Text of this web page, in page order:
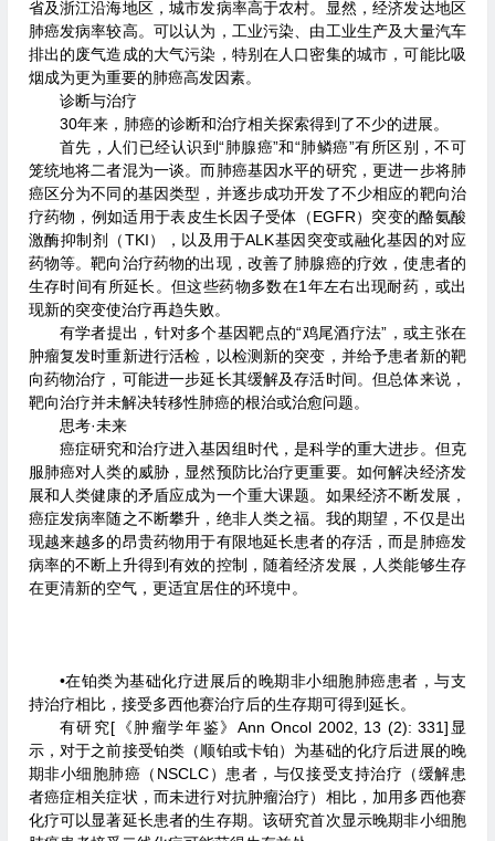
省及浙江沿海地区，城市发病率高于农村。显然，经济发达地区
肺癌发病率较高。可以认为，工业污染、由工业生产及大量汽车
排出的废气造成的大气污染，特别在人口密集的城市，可能比吸
烟成为更为重要的肺癌高发因素。
诊断与治疗
30年来，肺癌的诊断和治疗相关探索得到了不少的进展。
首先，人们已经认识到“肺腺癌”和“肺鳞癌”有所区别，不可
笼统地将二者混为一谈。而肺癌基因水平的研究，更进一步将肺
癌区分为不同的基因类型，并逐步成功开发了不少相应的靶向治
疗药物，例如适用于表皮生长因子受体（EGFR）突变的酪氨酸
激酶抑制剂（TKI），以及用于ALK基因突变或融化基因的对应
药物等。靶向治疗药物的出现，改善了肺腺癌的疗效，使患者的
生存时间有所延长。但这些药物多数在1年左右出现耐药，或出
现新的突变使治疗再趋失败。
有学者提出，针对多个基因靶点的“鸡尾酒疗法”，或主张在
肿瘤复发时重新进行活检，以检测新的突变，并给予患者新的靶
向药物治疗，可能进一步延长其缓解及存活时间。但总体来说，
靶向治疗并未解决转移性肺癌的根治或治愈问题。
思考·未来
癌症研究和治疗进入基因组时代，是科学的重大进步。但克
服肺癌对人类的威胁，显然预防比治疗更重要。如何解决经济发
展和人类健康的矛盾应成为一个重大课题。如果经济不断发展，
癌症发病率随之不断攀升，绝非人类之福。我的期望，不仅是出
现越来越多的昂贵药物用于有限地延长患者的存活，而是肺癌发
病率的不断上升得到有效的控制，随着经济发展，人类能够生存
在更清新的空气，更适宜居住的环境中。
•在铂类为基础化疗进展后的晚期非小细胞肺癌患者，与支
持治疗相比，接受多西他赛治疗后的生存期可得到延长。
有研究[《肿瘤学年鉴》Ann Oncol 2002, 13 (2): 331]显
示，对于之前接受铂类（顺铂或卡铂）为基础的化疗后进展的晚
期非小细胞肺癌（NSCLC）患者，与仅接受支持治疗（缓解患
者癌症相关症状，而未进行对抗肿瘤治疗）相比，加用多西他赛
化疗可以显著延长患者的生存期。该研究首次显示晚期非小细胞